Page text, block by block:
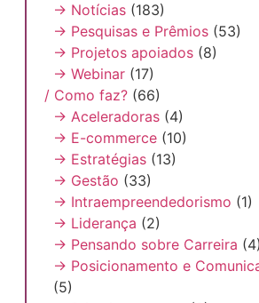
→ Notícias (183)
→ Pesquisas e Prêmios (53)
→ Projetos apoiados (8)
→ Webinar (17)
/ Como faz? (66)
→ Aceleradoras (4)
→ E-commerce (10)
→ Estratégias (13)
→ Gestão (33)
→ Intraempreendedorismo (1)
→ Liderança (2)
→ Pensando sobre Carreira (4)
→ Posicionamento e
(5)